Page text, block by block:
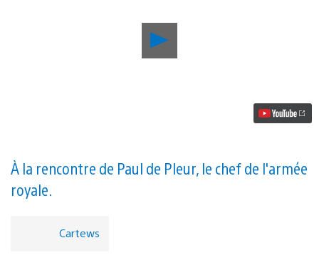
vidéo
Cry
4
À la rencontre de Paul de Pleur, le chef de l'armée
royale.
Cartews